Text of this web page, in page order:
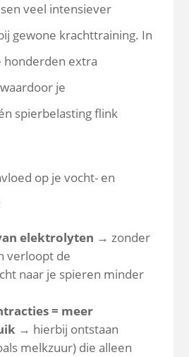
veel intensiever
gewone krachttraining. In
honderden extra
je
spierbelasting flink
op je vocht- en
elektrolyten → zonder
verloopt de
naar je spieren minder
= meer
→ hierbij ontstaan
melkzuur) die alleen